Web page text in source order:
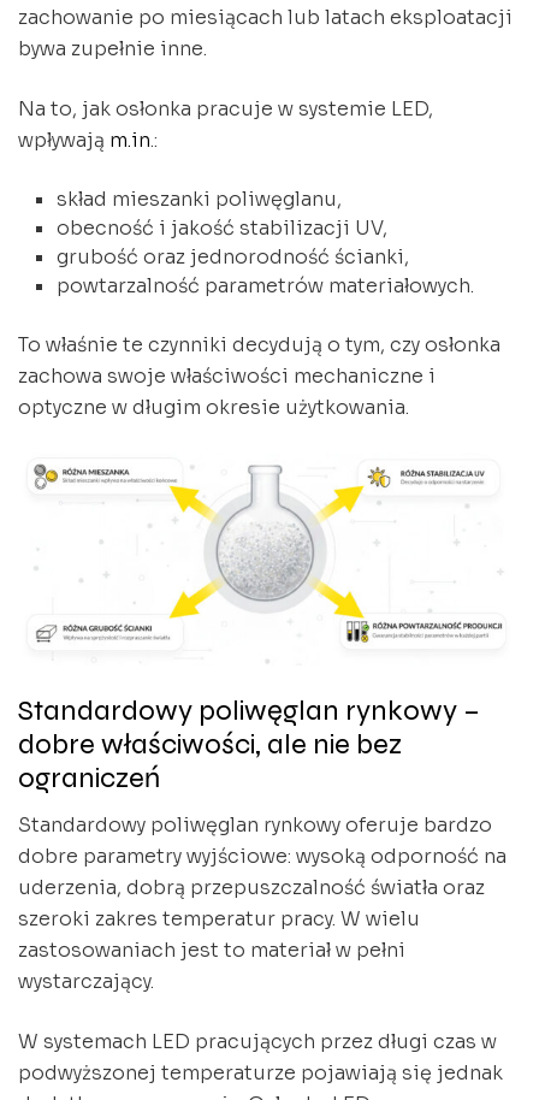
zachowanie po miesiącach lub latach eksploatacji
bywa zupełnie inne.
Na to, jak osłonka pracuje w systemie LED,
wpływają m.in.:
skład mieszanki poliwęglanu,
obecność i jakość stabilizacji UV,
grubość oraz jednorodność ścianki,
powtarzalność parametrów materiałowych.
To właśnie te czynniki decydują o tym, czy osłonka
zachowa swoje właściwości mechaniczne i
optyczne w długim okresie użytkowania.
Standardowy poliwęglan rynkowy –
dobre właściwości, ale nie bez
ograniczeń
Standardowy poliwęglan rynkowy oferuje bardzo
dobre parametry wyjściowe: wysoką odporność na
uderzenia, dobrą przepuszczalność światła oraz
szeroki zakres temperatur pracy. W wielu
zastosowaniach jest to materiał w pełni
wystarczający.
W systemach LED pracujących przez długi czas w
podwyższonej temperaturze pojawiają się jednak